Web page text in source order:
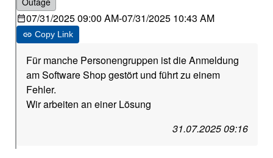
07/31/2025 09:00 AM-07/31/2025 10:43 AM
Copy Link
Für manche Personengruppen ist die Anmeldung
am Software Shop gestört und führt zu einem
Fehler.
Wir arbeiten an einer Lösung
31.07.2025 09:16